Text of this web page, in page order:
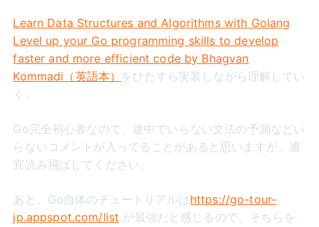
Learn Data Structures and Algorithms with Golang
Level up your Go programming skills to develop
faster and more efficient code by Bhagvan
Kommadi（英語本） をひたすら実装しながら理解してい
く。
Go完全初心者なので、途中でいらない文法の予測などい
らないコメントが入ってることがあると思いますが、適
宜読み飛ばしてください。
あと、Go自体のチュートリアルはhttps://go-tour-
jp.appspot.com/list が最強だと感じるので、そちらを